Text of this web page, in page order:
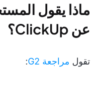
ماذا يقول
عن ClickUp؟
تقول مراجعة G2 :